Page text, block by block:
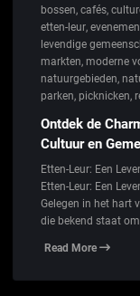
bossen, cafés,
etten-leur,
levendige
markten, moderne
natuurgebieden,
parken, picknicken,
Ontdek de
Cultuur en
Etten-Leur: Een
Etten-Leur: Een
Gelegen in het hart
die bekend staat
Read More